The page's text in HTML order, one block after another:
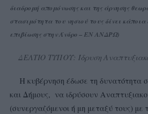
διαδρομή απομόνωσης και της άρνησης
στασιμότητα του νησιού τους δίνει
επιβίωσης στην Άνδρο – ΕΝ ΑΝΔΡΩ)
ΔΕΛΤΙΟ ΤΥΠΟΥ: Ίδρυση
Η κυβέρνηση έδωσε τη δυνατότητα
και Δήμους, να ιδρύσουν
(συνεργαζόμενοι ή μη μεταξύ τους) με